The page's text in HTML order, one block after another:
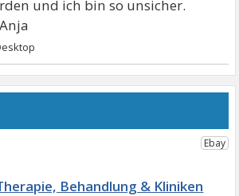
und ich bin so unsicher.
Behandlung & Kliniken